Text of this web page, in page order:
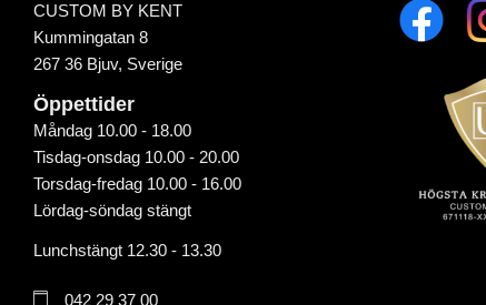
CUSTOM BY KENT
Kummingatan 8
267 36 Bjuv, Sverige
Öppettider
Måndag 10.00 - 18.00
Tisdag-onsdag 10.00 - 20.00
Torsdag-fredag 10.00 - 16.00
Lördag-söndag stängt
Lunchstängt 12.30 - 13.30
042 29 37 00